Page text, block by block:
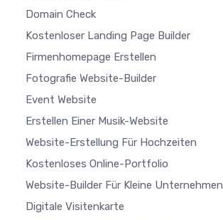
Domain Check
Kostenloser Landing Page Builder
Firmenhomepage Erstellen
Fotografie Website-Builder
Event Website
Erstellen Einer Musik-Website
Website-Erstellung Für Hochzeiten
Kostenloses Online-Portfolio
Website-Builder Für Kleine Unternehmen
Digitale Visitenkarte